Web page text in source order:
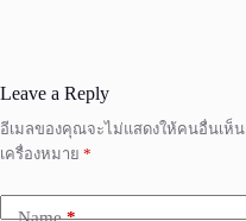
Leave a Reply
อีเมลของคุณจะไม่แสดงให้คนอื่นเห็น
เครื่องหมาย *